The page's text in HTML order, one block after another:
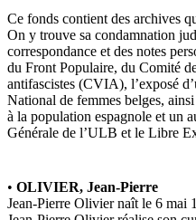
Ce fonds contient des archives
On y trouve sa condamnation
correspondance et des notes
du Front Populaire, du Comité
antifascistes (CVIA), l’exposé
National de femmes belges,
à la population espagnole et un
Générale de l’ULB et le Libre
• OLIVIER, Jean-Pierre
Jean-Pierre Olivier naît le 6 mai